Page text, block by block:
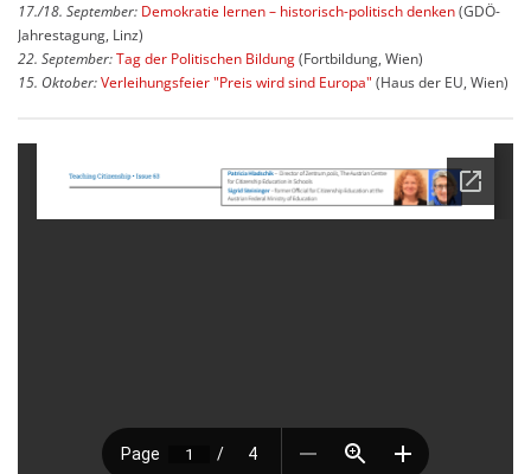
17./18. September: Demokratie lernen – historisch-politisch denken(GDÖ-
Jahrestagung, Linz)
22. September:Tag der Politischen Bildung(Fortbildung, Wien)
15. Oktober:Verleihungsfeier "Preis wird sind Europa" (Haus der EU, Wien)